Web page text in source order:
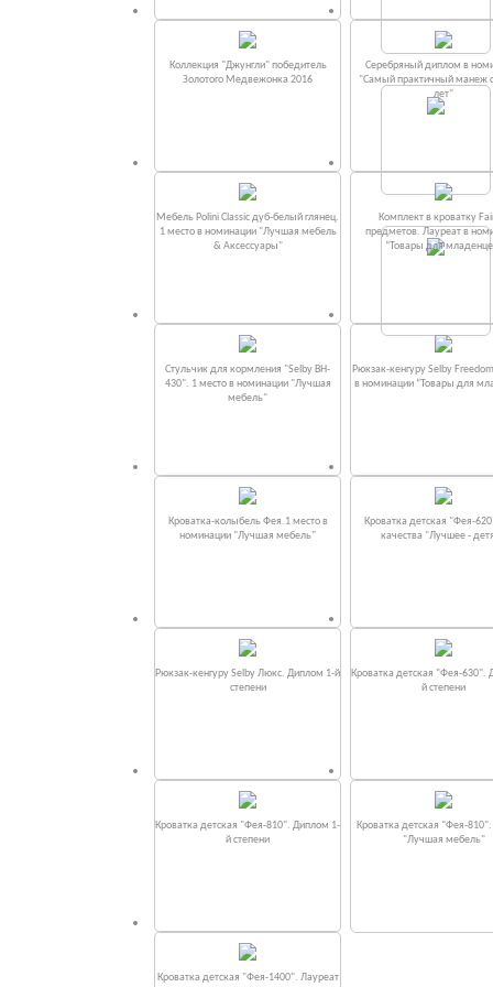
Коллекция "Джунгли" победитель
Золотого Медвежонка 2016
Серебряный диплом в
"Самый практичный манеж
лет"
Мебель Polini Classic дуб-белый глянец.
1 место в номинации "Лучшая мебель
& Аксессуары"
Комплект в кроватку
предметов. Лауреат в
“Товары для
Стульчик для кормления "Selby BH-
430". 1 место в номинации "Лучшая
мебель"
Рюкзак-кенгуру Selby
в номинации “Товары для
Кроватка-колыбель Фея.1 место в
номинации "Лучшая мебель"
Кроватка детская "Фея-
качества "Лучшее -
Рюкзак-кенгуру Selby Люкс. Диплом 1-й
степени
Кроватка детская "Фея-630".
й степени
Кроватка детская "Фея-810". Диплом 1-
й степени
Кроватка детская "Фея-
"Лучшая мебель"
Кроватка детская "Фея-1400". Лауреат